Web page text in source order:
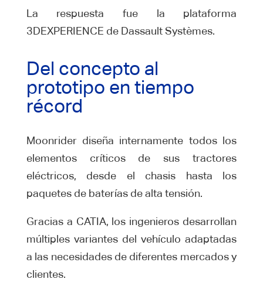
La respuesta fue la plataforma
3DEXPERIENCE de Dassault Systèmes.
Del concepto al
prototipo en tiempo
récord
Moonrider diseña internamente todos los
elementos críticos de sus tractores
eléctricos, desde el chasis hasta los
paquetes de baterías de alta tensión.
Gracias a CATIA, los ingenieros desarrollan
múltiples variantes del vehículo adaptadas
a las necesidades de diferentes mercados y
clientes.